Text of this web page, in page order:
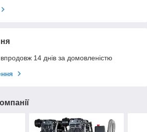
14 днів за домовленістю